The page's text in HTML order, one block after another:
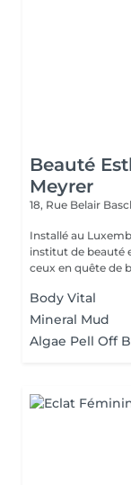
Beauté
Meyrer
18, Rue Belair
Installé au
institut de beauté
ceux en quête de
Body Vital
Mineral Mud
Algae Pell Off